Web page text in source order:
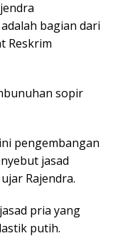
bagian dari
Reskrim
sopir
pengembangan
jasad
Rajendra.
pria yang
putih.